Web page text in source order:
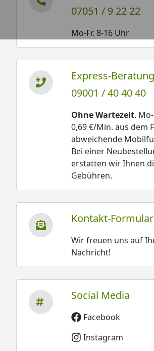
07051 / 9 22 22
Mo-Fr. 8-16 Uhr
Express-Beratung
09001 / 40 40 40
Ohne Wartezeit.
0,69 €/Min. aus dem
abweichende
Bei einer
erstatten wir Ihnen
Gebühren.
Kontakt-Formular
Wir freuen uns auf
Nachricht!
Social Media
Facebook
Instagram